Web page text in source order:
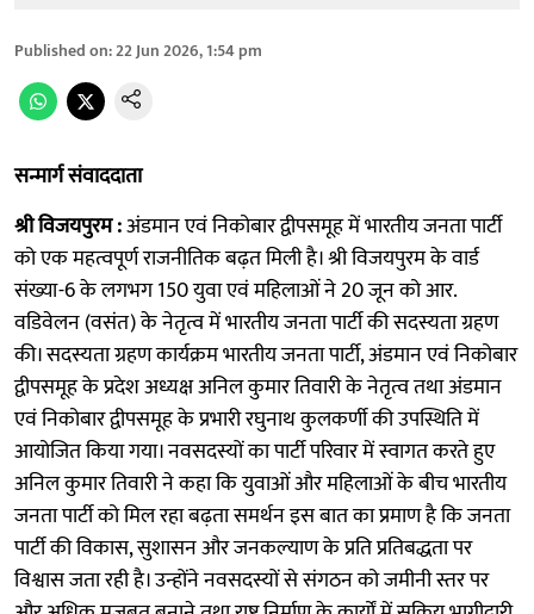
Published on:22 Jun 2026, 1:54 pm
सन्मार्ग संवाददाता
श्री विजयपुरम :अंडमान एवं निकोबार द्वीपसमूह में भारतीय जनता पार्टी
को एक महत्वपूर्ण राजनीतिक बढ़त मिली है। श्री विजयपुरम के वार्ड
संख्या-6 के लगभग 150 युवा एवं महिलाओं ने 20 जून को आर.
वडिवेलन (वसंत) के नेतृत्व में भारतीय जनता पार्टी की सदस्यता ग्रहण
की। सदस्यता ग्रहण कार्यक्रम भारतीय जनता पार्टी, अंडमान एवं निकोबार
द्वीपसमूह के प्रदेश अध्यक्ष अनिल कुमार तिवारी के नेतृत्व तथा अंडमान
एवं निकोबार द्वीपसमूह के प्रभारी रघुनाथ कुलकर्णी की उपस्थिति में
आयोजित किया गया। नवसदस्यों का पार्टी परिवार में स्वागत करते हुए
अनिल कुमार तिवारी ने कहा कि युवाओं और महिलाओं के बीच भारतीय
जनता पार्टी को मिल रहा बढ़ता समर्थन इस बात का प्रमाण है कि जनता
पार्टी की विकास, सुशासन और जनकल्याण के प्रति प्रतिबद्धता पर
विश्वास जता रही है। उन्होंने नवसदस्यों से संगठन को जमीनी स्तर पर